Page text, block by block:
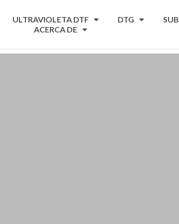
ULTRAVIOLETA DTF DTG
ACERCA DE